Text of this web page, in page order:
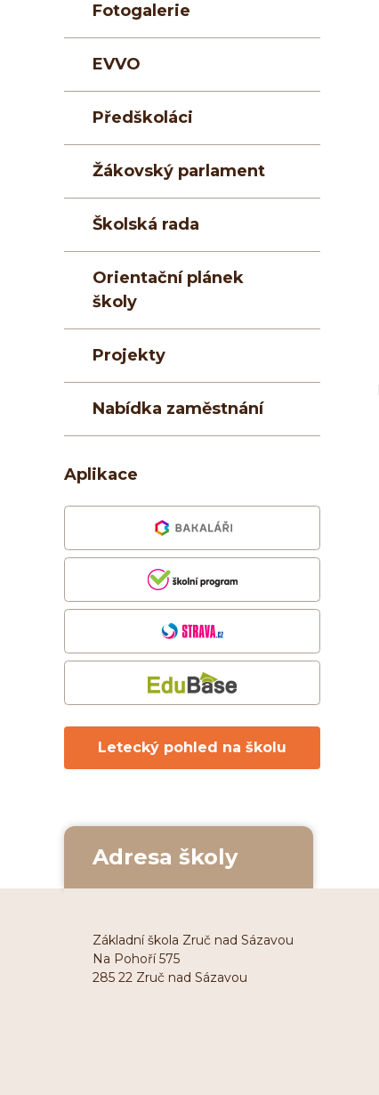
Fotogalerie
EVVO
Předškoláci
Žákovský parlament
Školská rada
Orientační plánek
školy
Projekty
Nabídka zaměstnání
Aplikace
Letecký pohled na školu
Adresa školy
Základní škola Zruč nad Sázavou
Na Pohoří 575
285 22 Zruč nad Sázavou